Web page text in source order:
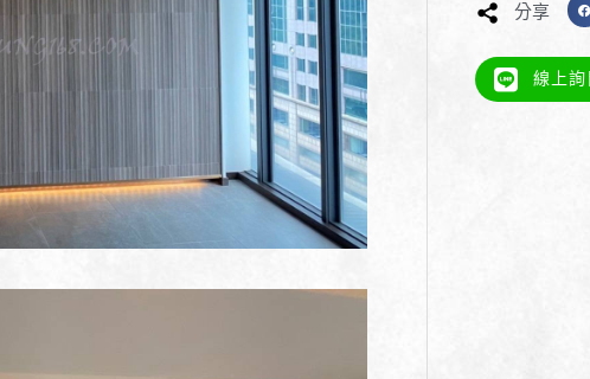
分享
線上詢